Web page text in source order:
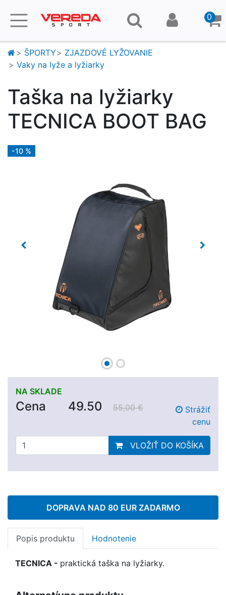
0
ŠPORTY
ZJAZDOVÉ LYŽOVANIE
Vaky na lyže a lyžiarky
Taška na lyžiarky
TECNICA BOOT BAG
-10 %
Previous Next
NA SKLADE
Cena 49.50 55,00 €
Strážiť
cenu
VLOŽIŤ DO KOŠÍKA
DOPRAVA NAD 80 EUR ZADARMO
Popis produktu Hodnotenie
TECNICA - praktická taška na lyžiarky.